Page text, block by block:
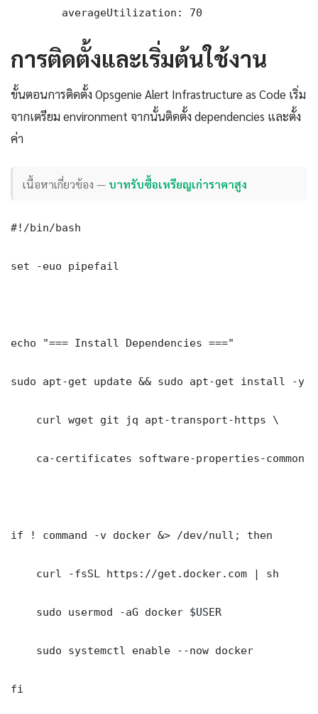
        averageUtilization: 70
การติดตั้งและเริ่มต้นใช้งาน
ขั้นตอนการติดตั้ง Opsgenie Alert Infrastructure as Code เริ่ม
จากเตรียม environment จากนั้นติดตั้ง dependencies และตั้ง
ค่า
เนื้อหาเกี่ยวข้อง — บาทรับซื้อเหรียญเก่าราคาสูง
#!/bin/bash
set -euo pipefail
echo "=== Install Dependencies ==="
sudo apt-get update && sudo apt-get install -y \
    curl wget git jq apt-transport-https \
ca-certificates software-properties-common
if ! command -v docker &> /dev/null; then
    curl -fsSL https://get.docker.com | sh
    sudo usermod -aG docker $USER
    sudo systemctl enable --now docker
fi